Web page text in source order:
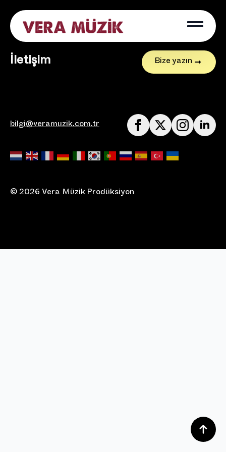
İletişim Bize yazın
bilgi@veramuzik.com.tr
© 2026 Vera Müzik Prodüksiyon